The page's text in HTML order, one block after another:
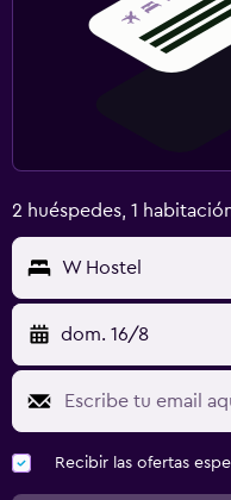
2 huéspedes, 1
W Hostel
dom. 16/8
Recibir las ofertas